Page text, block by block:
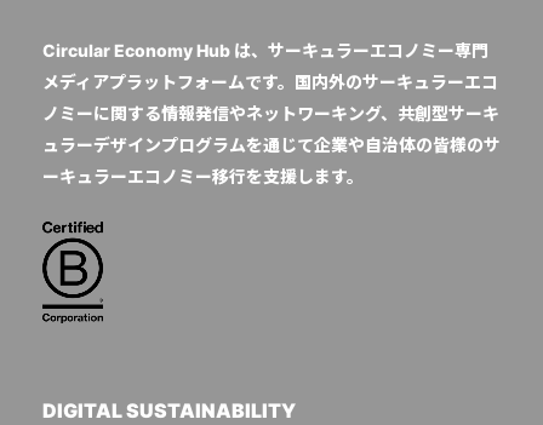
Circular Economy Hub は、サーキュラーエコノミー専門
メディアプラットフォームです。国内外のサーキュラーエコ
ノミーに関する情報発信やネットワーキング、共創型サーキ
ュラーデザインプログラムを通じて企業や自治体の皆様のサ
ーキュラーエコノミー移行を支援します。
DIGITAL SUSTAINABILITY